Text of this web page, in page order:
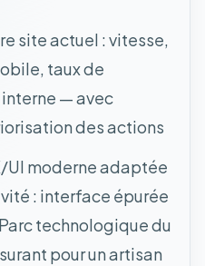
site actuel : vitesse,
taux de
— avec
des actions
UI moderne adaptée
: interface épurée
technologique du
pour un artisan